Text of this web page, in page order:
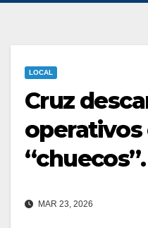
LOCAL
Cruz
“chuecos”.
MAR 23, 2026